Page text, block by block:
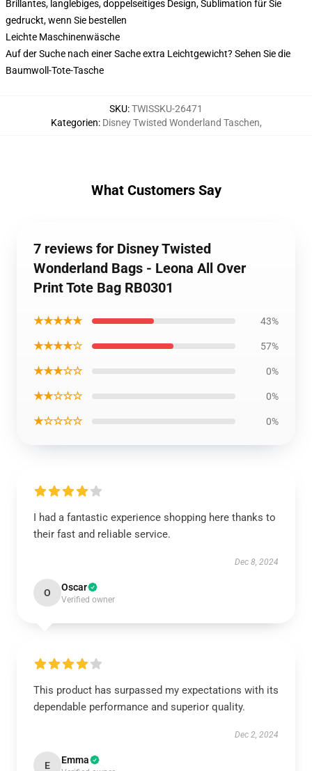
Brillantes, langlebiges, doppelseitiges Design, Sublimation für Sie
gedruckt, wenn Sie bestellen
Leichte Maschinenwäsche
Auf der Suche nach einer Sache extra Leichtgewicht? Sehen Sie die
Baumwoll-Tote-Tasche
SKU:TWISSKU-26471
Kategorien: Disney Twisted Wonderland Taschen,
What Customers Say
7 reviews for Disney Twisted
Wonderland Bags - Leona All Over
Print Tote Bag RB0301
★★★★★ 43%
★★★★☆ 57%
★★★☆☆ 0%
★★☆☆☆ 0%
★☆☆☆☆ 0%
I had a fantastic experience shopping here thanks to
their fast and reliable service.
Dec 8, 2024
O Oscar
Verified owner
This product has surpassed my expectations with its
dependable performance and superior quality.
Dec 2, 2024
E Emma